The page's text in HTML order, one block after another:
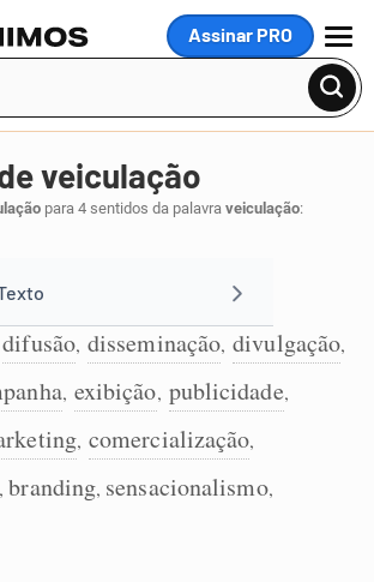
Assinar PRO
MENU
veiculação
para 4 sentidos da palavra veiculação:
,promoção comunicação
difusão, disseminação, divulgação,
, exibição, publicidade,
, comercialização,
,branding, sensacionalismo,